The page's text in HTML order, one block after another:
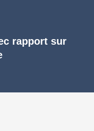
rapport sur